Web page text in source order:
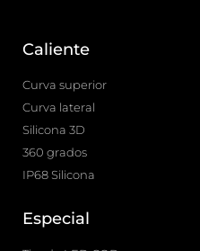
Caliente
Curva superior
Curva lateral
Silicona 3D
360 grados
IP68 Silicona
Especial